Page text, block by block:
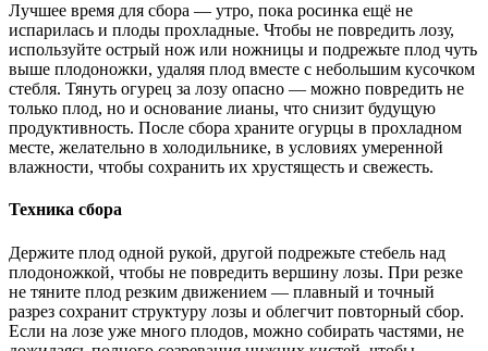
Лучшее время для сбора — утро, пока росинка ещё не
испарилась и плоды прохладные. Чтобы не повредить лозу,
используйте острый нож или ножницы и подрежьте плод чуть
выше плодоножки, удаляя плод вместе с небольшим кусочком
стебля. Тянуть огурец за лозу опасно — можно повредить не
только плод, но и основание лианы, что снизит будущую
продуктивность. После сбора храните огурцы в прохладном
месте, желательно в холодильнике, в условиях умеренной
влажности, чтобы сохранить их хрустящесть и свежесть.
Техника сбора
Держите плод одной рукой, другой подрежьте стебель над
плодоножкой, чтобы не повредить вершину лозы. При резке
не тяните плод резким движением — плавный и точный
разрез сохранит структуру лозы и облегчит повторный сбор.
Если на лозе уже много плодов, можно собирать частями, не